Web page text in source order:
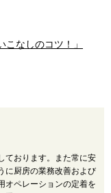
なしのコツ！」
ております。また常に安
に厨房の業務改善および
オペレーションの定着を